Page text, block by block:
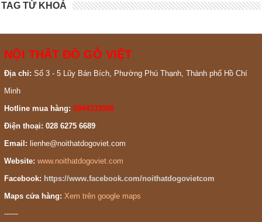
TAG TỪ KHOÁ
NỘI THẤT ĐỒ GỖ VIỆT
Địa chỉ: Số 3 - 5 Lũy Bán Bích, Phường Phú Thạnh, Thành phố Hồ Chí
Minh
Hotline mua hàng: 0944333966
Điện thoại: 028 6275 6689
Email: lienhe@noithatdogoviet.com
Website: www.noithatdogoviet.com
Facebook: https://www.facebook.com/noithatdogovietcom
Maps cửa hàng: Xem trên google maps
------